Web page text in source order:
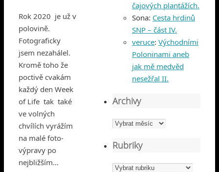
Rok 2020 je už v
polovině.
Fotograficky
jsem nezahálel.
Kromě toho že
poctivě cvakám
každý den Week
of Life tak také
ve volných
chvílích vyrážím
na malé foto-
výpravy po
nejbližším…
čajových plantážích.
Sona: Cesta hrdinů
SNP – část IV.
veruce: Východními
Poloninami aneb
jak mě medvěd
nesežřal II.
Archivy
Archivy
Rubriky
Rubriky